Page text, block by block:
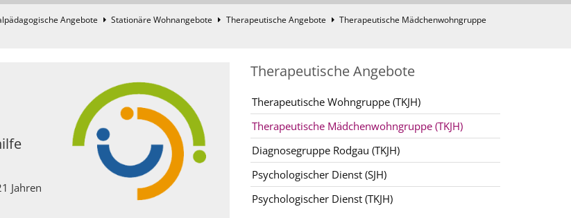
Angebote Stationäre Wohnangebote Therapeutische Angebote
Therapeutische Mädchenwohngruppe
Jahren
Therapeutische Angebote
Therapeutische Wohngruppe (TKJH)
Therapeutische Mädchenwohngruppe (TKJH)
Diagnosegruppe Rodgau (TKJH)
Psychologischer Dienst (SJH)
Psychologischer Dienst (TKJH)